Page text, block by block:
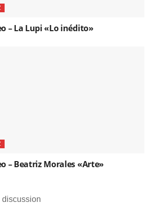
– La Lupi «Lo inédito»
– Beatriz Morales «Arte»
discussion